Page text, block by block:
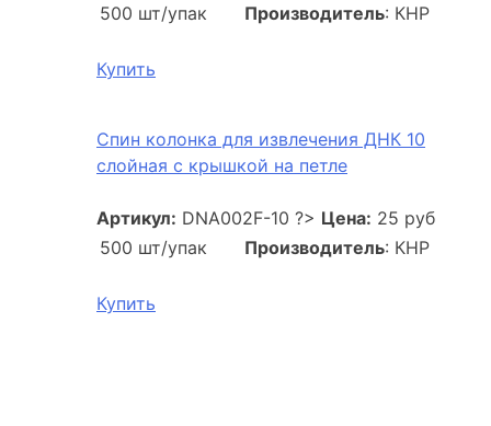
500 шт/упак
Производитель: КНР
Купить
Спин колонка для извлечения ДНК 10
слойная с крышкой на петле
Артикул: DNA002F-10 ?> Цена: 25 руб
500 шт/упак
Производитель: КНР
Купить